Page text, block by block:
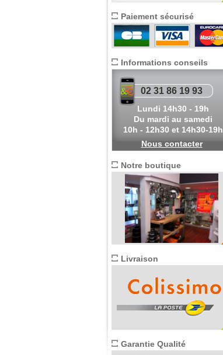
Paiement sécurisé
Informations conseils
02 31 86 19 93
Lundi 14h30 - 19h
Du mardi au samedi
10h - 12h30 et 14h30-19h
Nous contacter
Notre boutique
Livraison
Garantie Qualité